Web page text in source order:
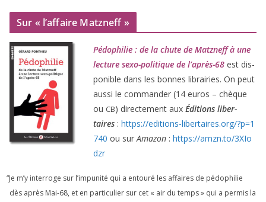
Sur « l’affaire Matzneff »
Pédophilie : de la chute de Matzneff à une
lec­ture sexo-poli­tique de l’après-68 est dis­
po­nible dans les bonnes librai­ries. On peut
aus­si le com­man­der (14 euros – chèque
ou CB) direc­te­ment aux Éditions liber­
taires : https://​edi​tions​-liber​taires​.org/​?​p​=​1
740 ou surAmazon : https://​amzn​.to/​3​X​I​o​
dzr
“Je m’y inter­roge sur l’impunité qui a entou­ré les affaires de pédo­phi­lie
dès après Mai-68, et en par­ti­cu­lier sur cet « air du temps » qui a per­mis la